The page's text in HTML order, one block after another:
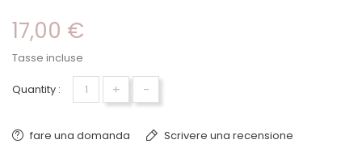
17,00 €
Tasse incluse
Quantity : + -
fare una domanda Scrivere una recensione